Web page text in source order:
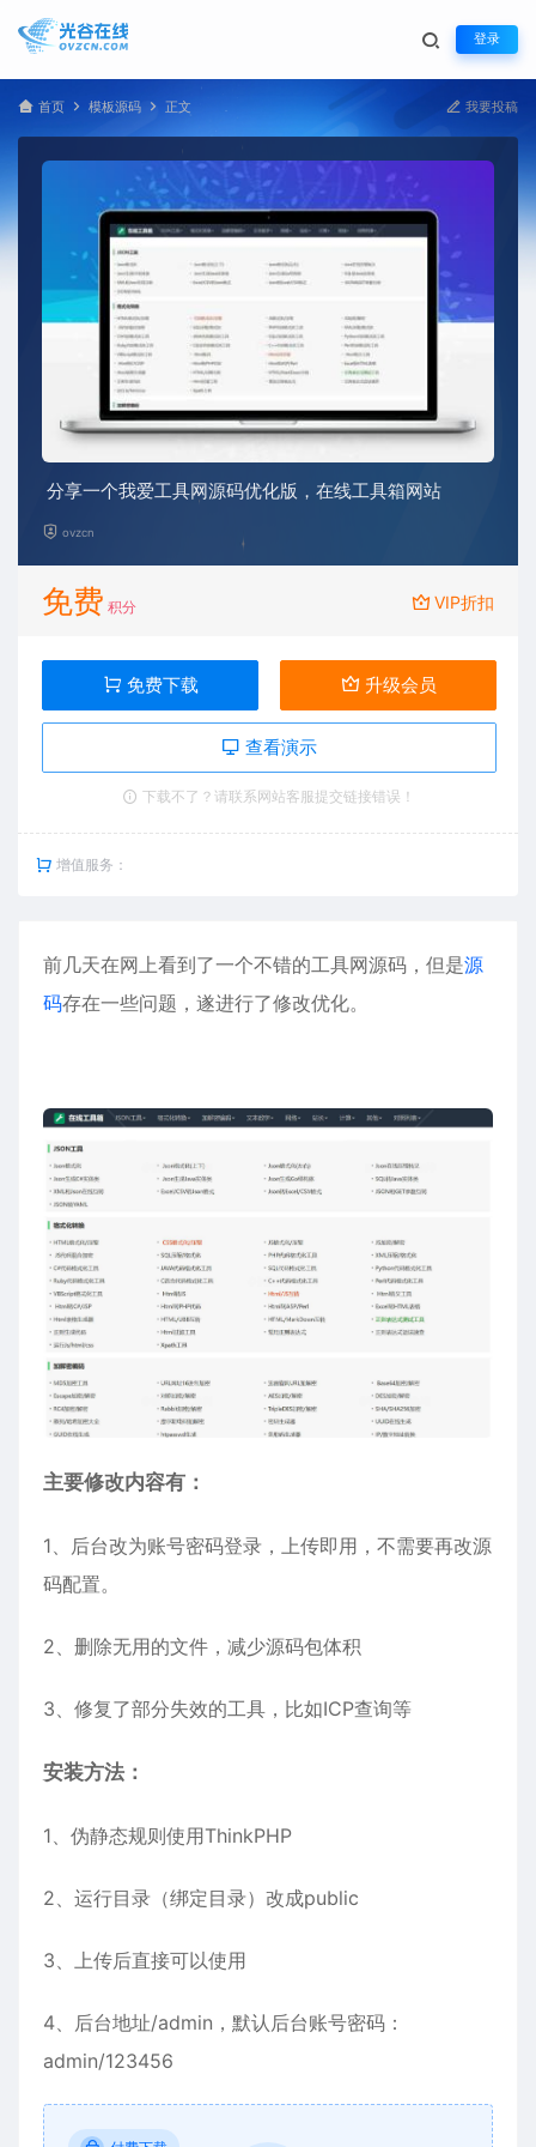
登录
首页 模板源码 正文 我要投稿
分享一个我爱工具网源码优化版，在线工具箱网站
ovzcn
免费 积分 VIP折扣
免费下载 升级会员
查看演示
下载不了？请联系网站客服提交链接错误！
增值服务：
前几天在网上看到了一个不错的工具网源码 ，但是源
码存在一些问题，遂进行了修改优化。
主要修改内容有：
1、后台改为账号密码登录，上传即用，不需要再改源
码配置。
2、删除无用的文件，减少源码包体积
3、修复了部分失效的工具，比如ICP查询等
安装方法：
1、伪静态规则使用ThinkPHP
2、运行目录（绑定目录）改成public
3、上传后直接可以使用
4、后台地址/admin，默认后台账号密码：
admin/123456